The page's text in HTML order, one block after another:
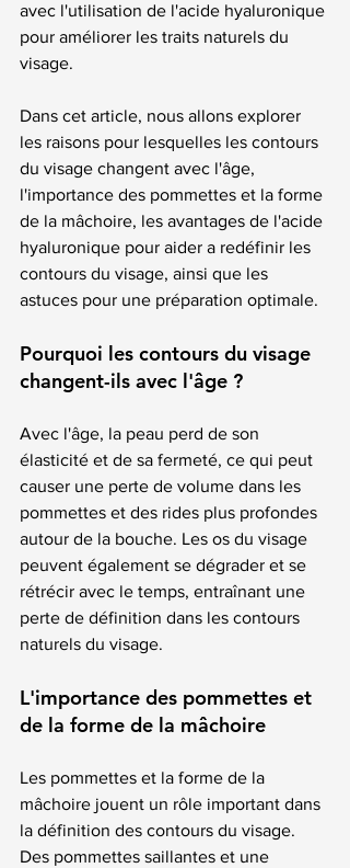
avec l'utilisation de l'acide hyaluronique
pour améliorer les traits naturels du
visage.
Dans cet article, nous allons explorer
les raisons pour lesquelles les contours
du visage changent avec l'âge,
l'importance des pommettes et la forme
de la mâchoire, les avantages de l'acide
hyaluronique pour aider a redéfinir les
contours du visage, ainsi que les
astuces pour une préparation optimale.
Pourquoi les contours du visage
changent-ils avec l'âge ?
Avec l'âge, la peau perd de son
élasticité et de sa fermeté, ce qui peut
causer une perte de volume dans les
pommettes et des rides plus profondes
autour de la bouche. Les os du visage
peuvent également se dégrader et se
rétrécir avec le temps, entraînant une
perte de définition dans les contours
naturels du visage.
L'importance des pommettes et
de la forme de la mâchoire
Les pommettes et la forme de la
mâchoire jouent un rôle important dans
la définition des contours du visage.
Des pommettes saillantes et une